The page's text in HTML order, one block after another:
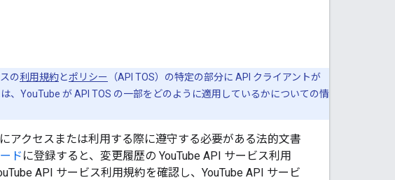
の利用規約とポリシー （API TOS）の特定の部分に API クライアントが
、YouTube が API TOS の一部をどのように適用しているかについての情
アクセスまたは利用する際に遵守する必要がある法的文書
ド に登録すると、変更履歴の YouTube API サービス利用
API サービス利用規約を確認し、YouTube API サービ